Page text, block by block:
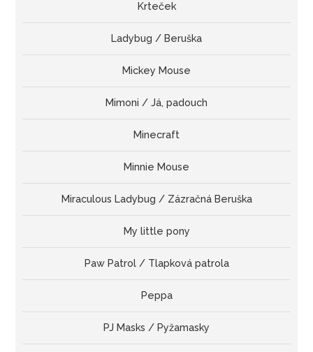
Krteček
Ladybug / Beruška
Mickey Mouse
Mimoni / Já, padouch
Minecraft
Minnie Mouse
Miraculous Ladybug / Zázračná Beruška
My little pony
Paw Patrol / Tlapková patrola
Peppa
PJ Masks / Pyžamasky